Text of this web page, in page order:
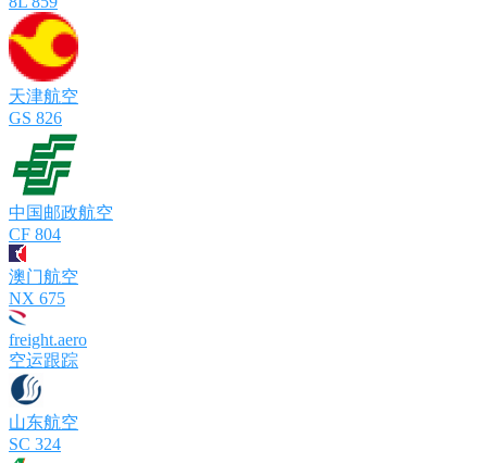
天津航空
GS 826
中国邮政航空
CF 804
澳门航空
NX 675
freight.aero
空运跟踪
山东航空
SC 324